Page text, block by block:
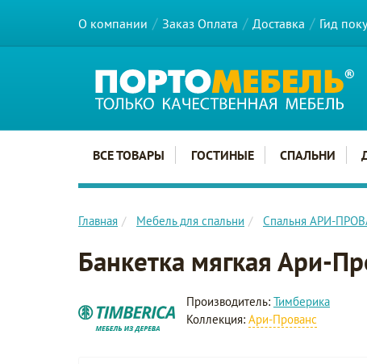
О компании Заказ Оплата Доставка Гид
Главное меню сайта
ВСЕ ТОВАРЫ ГОСТИНЫЕ СПАЛЬНИ
Главная Мебель для спальни Спальня АРИ-
Банкетка мягкая Ари-
Производитель: Тимберика
Коллекция: Ари-Прованс